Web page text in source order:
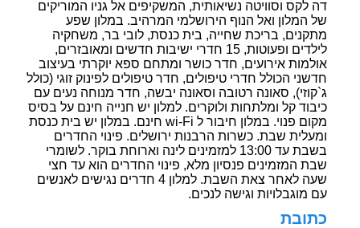
דה לקס וסוויטה נשיאותית, המשקיפים אל גניו המוריקים
של המלון ואל הנוף הירושלמי המרהיב. במלון שפע
מתקנים, בריכת שחייה, בית כנסת, לובי בר, משחקיה
לילדים ופעוטות, 15 חדרי ישיבות חדשים ומאובזרים,
אולמות אירועים, חדר כושר ומתחם ספא יוקרתי בעיצוב
חדשני הכולל חדרי טיפולים, חדר טיפולים לפינוק זוגי (כולל
ג`קוזי), סאונה רטובה וסאונה יבשה, חדר מנוחה נעים עם
כיבוד קל ומלתחות ולוקרים. למלון יש חנייה חינם על בסיס
מקום פנוי. במלון חיבור ל wi-Fi חינם. במלון יש בית כנסת
ומעלית שבת. כשרות הרבנות ירושלים. פינוי החדרים
בשבת עד 13:00 למזמינים לינה וארוחת בוקר. לשומרי
שבת המזמינים פנסיון מלא, פינוי החדרים הוא עד חצי
שעה לאחר צאת השבת. למלון 4 חדרים נגישים לאנשים
עם מוגבלויות וגישה לנכים.
כתובת